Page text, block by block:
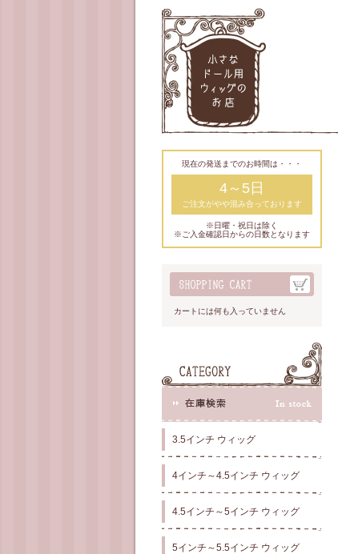
現在の発送までのお時間は・・・
4～5日
ご注文がやや混み合っております
※日曜・祝日は除く
※ご入金確認日からの日数となります
カートには何も入っていません
3.5インチ ウィッグ
4インチ～4.5インチ ウィッグ
4.5インチ～5インチ ウィッグ
5インチ～5.5インチ ウィッグ